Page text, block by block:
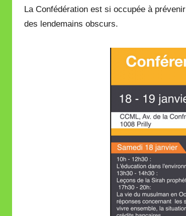
l
e
La Confédération est si occupée à
des lendemains obscurs.